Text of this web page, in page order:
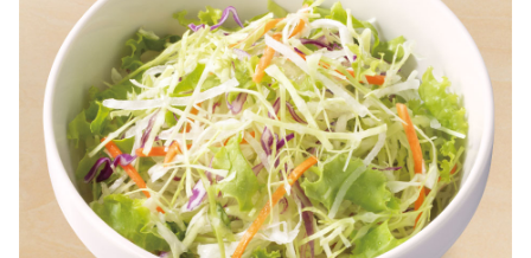
牛丼のこだわり 吉野家の歴史